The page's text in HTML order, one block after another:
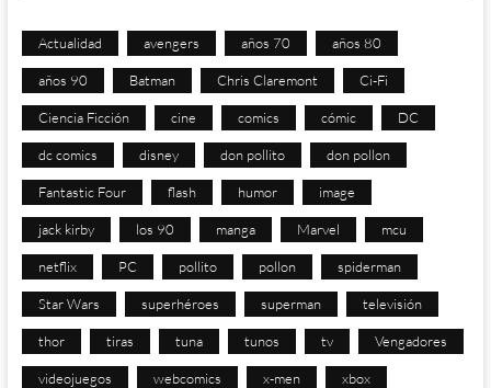
Actualidad avengers años 70 años 80
años 90 Batman Chris Claremont Ci-Fi
Ciencia Ficción cine comics cómic DC
dc comics disney don pollito don pollon
Fantastic Four flash humor image
jack kirby los 90 manga Marvel mcu
netflix PC pollito pollon spiderman
Star Wars superhéroes superman televisión
thor tiras tuna tunos tv Vengadores
videojuegos webcomics x-men xbox